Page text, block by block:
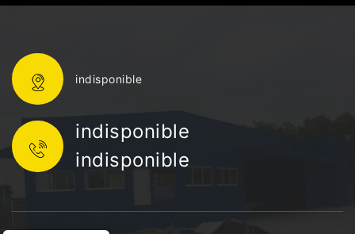
indisponible
indisponible
indisponible